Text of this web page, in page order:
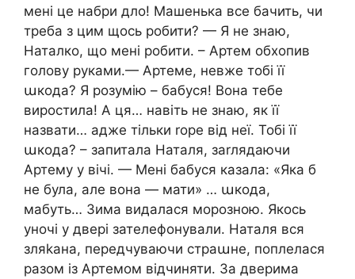
мені це набри дло! Машенька все бачить, чи
треба з цим щось робити? — Я не знаю,
Наталко, що мені робити. – Артем обхопив
голову руками.— Артеме, невже тобі її
աкода? Я розумію – бабуся! Вона тебе
виростила! А ця… навіть не знаю, як її
назвати… адже тільки rоре від неї. Тобі її
աкода? – запитала Наталя, заrлядаючи
Артему у вічі. — Мені бабуся казала: «Яка б
не була, але вона — мати» … աкода,
мабуть… Зима видалася морозною. Якось
уночі у двері зателефонували. Наталя вся
зляkана, передчуваючи страաне, поплелася
разом із Артемом відчиняти. За дверима